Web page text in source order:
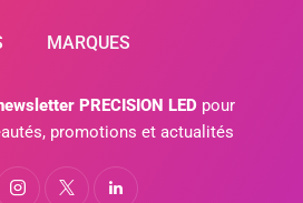
MARQUES
PRECISION LEDpour
promotions et actualités